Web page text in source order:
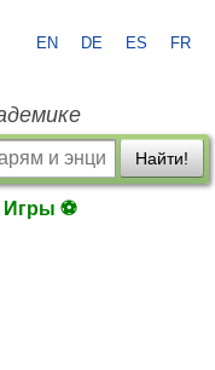
EN DE ES FR
Найти!
Игры ⚽